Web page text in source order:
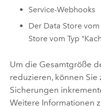
Service-Webhooks
Der Data Store
Store vom Typ
Um die Gesamtgröße
reduzieren, können
Sicherungen
Weitere Informationen